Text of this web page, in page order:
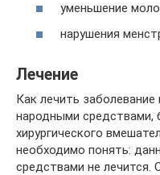
уменьшение
нарушения
Лечение
Как лечить
народными средствами,
хирургического
необходимо понять:
средствами не лечится.